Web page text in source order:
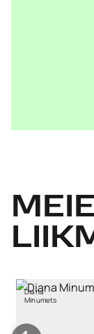
MEIE
Partner